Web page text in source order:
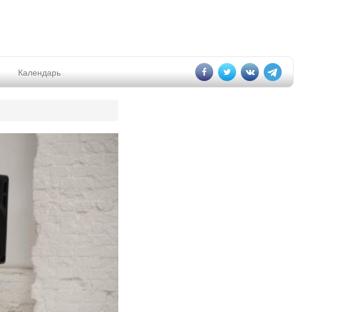
Календарь